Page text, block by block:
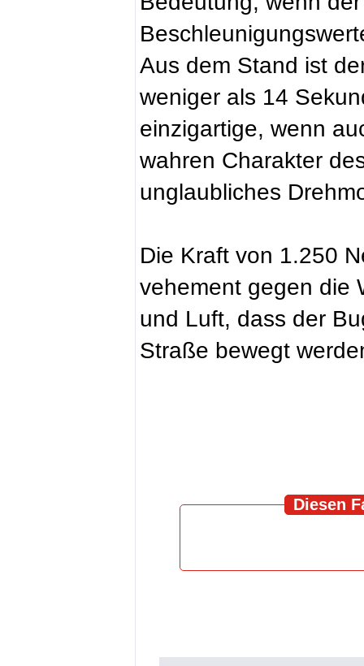
Aus dem Stand ist
weniger als 14
einzigartige, wenn
wahren Charakter
unglaubliches
Die Kraft von 1.250
vehement gegen die
und Luft, dass der
Straße bewegt
Diesen